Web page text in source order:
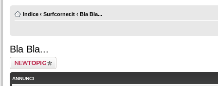
Indice ‹ Surfcorner.it ‹ Bla Bla...
Bla Bla...
Scrivi un nuovo
argomento
ANNUNCI